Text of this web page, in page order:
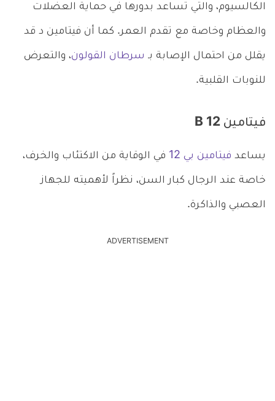
الكالسيوم، والتي تساعد بدورها في حماية العضلات
والعظام وخاصة مع تقدم العمر. كما أن فيتامين د قد
يقلل من احتمال الإصابة بـ سرطان القولون، والتعرض
للنوبات القلبية.
فيتامين B 12
يساعد فيتامين بي 12 في الوقاية من الاكتئاب والخرف،
خاصة عند الرجال كبار السن، نظراً لأهميته للجهاز
العصبي والذاكرة.
ADVERTISEMENT